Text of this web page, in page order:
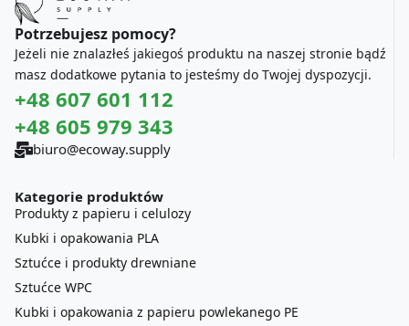
Potrzebujesz pomocy?
Jeżeli nie znalazłeś jakiegoś produktu na naszej stronie bądź
masz dodatkowe pytania to jesteśmy do Twojej dyspozycji.
+48 607 601 112
+48 605 979 343
biuro@ecoway.supply
Kategorie produktów
Produkty z papieru i celulozy
Kubki i opakowania PLA
Sztućce i produkty drewniane
Sztućce WPC
Kubki i opakowania z papieru powlekanego PE